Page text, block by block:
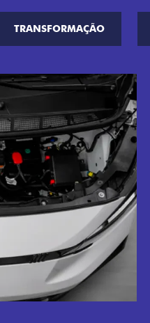
TRANSFORMAÇÃO